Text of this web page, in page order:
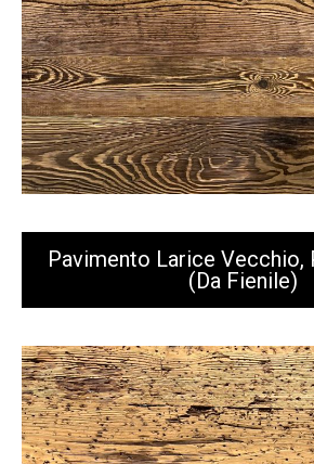
Pavimento Larice Vecchio,
(da Fienile)